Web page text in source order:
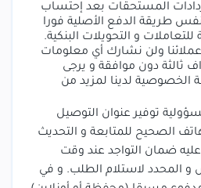
المستحقات بعد إحتساب
طريقة الدفع الأصلية فورا
للتعاملات و التحويلات البنكية.
ولن نشارك أي معلومات
دون موافقة و يرجى
الخصوصية لدينا لمزيد من
توفير عنوان التوصيل
الصحيح للمتابعة و التحديث
ضمان التواجد عند وقت
و المحدد لاستلام الطلب. و في